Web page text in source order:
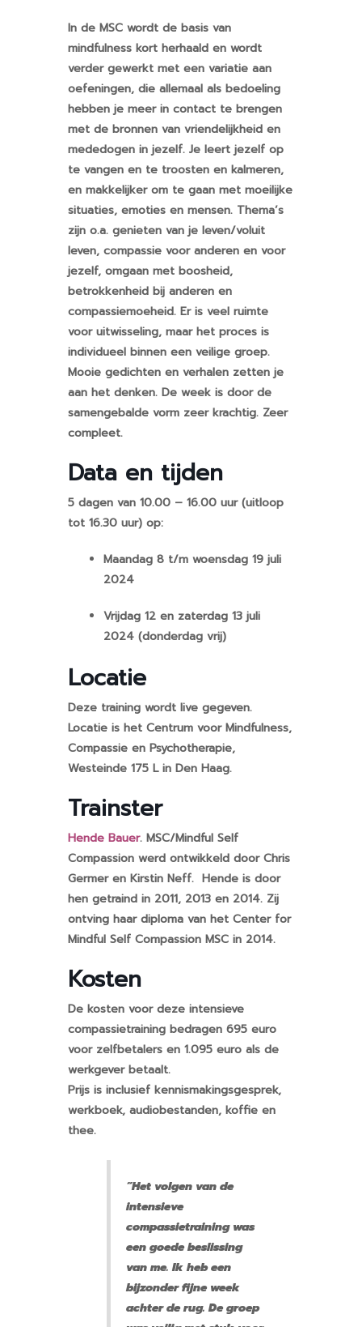
In de MSC wordt de basis van
mindfulness kort herhaald en wordt
verder gewerkt met een variatie aan
oefeningen, die allemaal als bedoeling
hebben je meer in contact te brengen
met de bronnen van vriendelijkheid en
mededogen in jezelf. Je leert jezelf op
te vangen en te troosten en kalmeren,
en makkelijker om te gaan met moeilijke
situaties, emoties en mensen. Thema’s
zijn o.a. genieten van je leven/voluit
leven, compassie voor anderen en voor
jezelf, omgaan met boosheid,
betrokkenheid bij anderen en
compassiemoeheid. Er is veel ruimte
voor uitwisseling, maar het proces is
individueel binnen een veilige groep.
Mooie gedichten en verhalen zetten je
aan het denken. De week is door de
samengebalde vorm zeer krachtig. Zeer
compleet.
Data en tijden
5 dagen van 10.00 – 16.00 uur (uitloop
tot 16.30 uur) op:
Maandag 8 t/m woensdag 19 juli
2024
Vrijdag 12 en zaterdag 13 juli
2024 (donderdag vrij)
Locatie
Deze training wordt live gegeven.
Locatie is het Centrum voor Mindfulness,
Compassie en Psychotherapie,
Westeinde 175 L in Den Haag.
Trainster
Hende Bauer. MSC/Mindful Self
Compassion werd ontwikkeld door Chris
Germer en Kirstin Neff. Hende is door
hen getraind in 2011, 2013 en 2014. Zij
ontving haar diploma van het Center for
Mindful Self Compassion MSC in 2014.
Kosten
De kosten voor deze intensieve
compassietraining bedragen 695 euro
voor zelfbetalers en 1.095 euro als de
werkgever betaalt.
Prijs is inclusief kennismakingsgesprek,
werkboek, audiobestanden, koffie en
thee.
“Het volgen van de
intensieve
compassietraining was
een goede beslissing
van me. Ik heb een
bijzonder fijne week
achter de rug. De groep